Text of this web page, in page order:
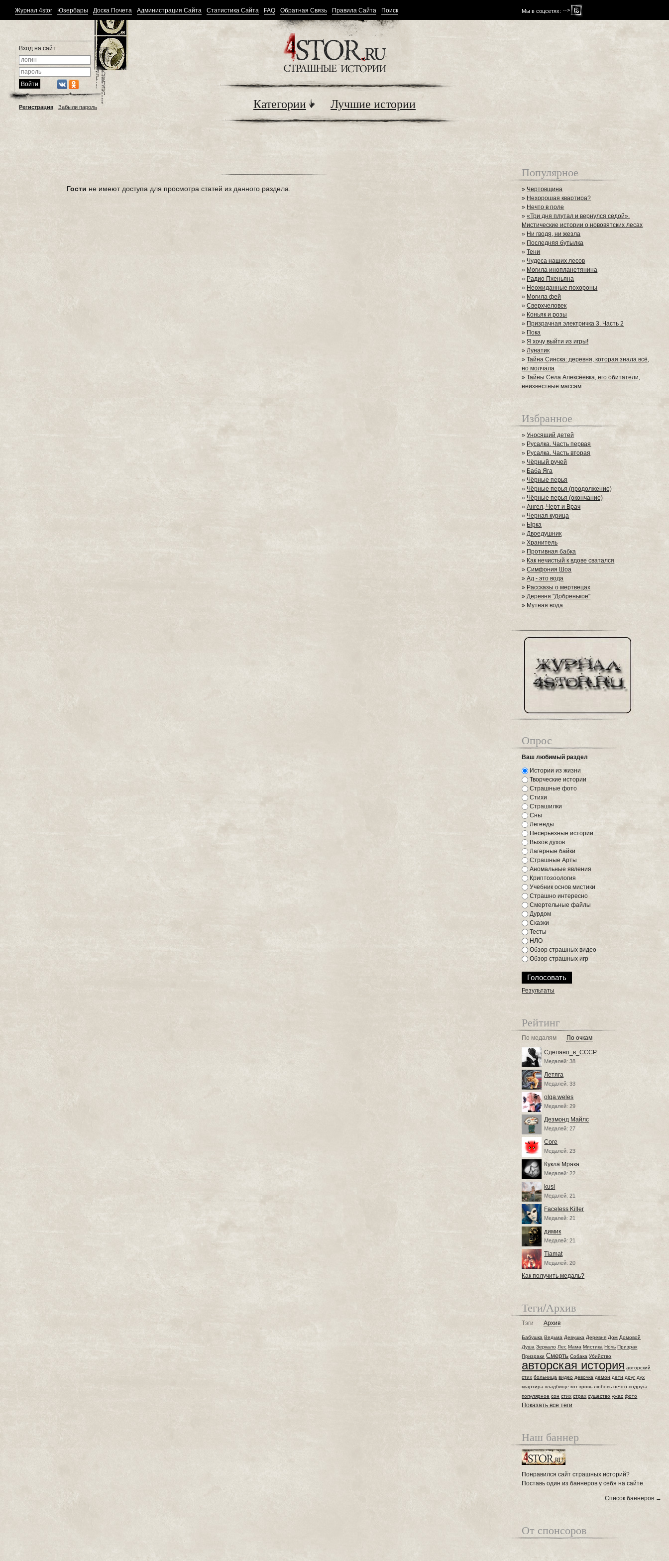
Мы в соцсетях: -->
Журнал 4stor Юзербары Доска Почета Администрация Сайта Статистика Сайта FAQ Обратная Связь Правила Сайта Поиск
Вход на сайт
Регистрация Забыли пароль Категории Лучшие истории
Гости не имеют доступа для просмотра статей из данного раздела.
Популярное
» Чертовщина
» Нехорошая квартира?
» Нечто в поле
»«Три дня плутал и вернулся седой».
Мистические истории о нововятских лесах
» Ни гводя, ни жезла
» Последняя бутылка
»Тени
» Чудеса наших лесов
» Могила инопланетянина
» Радио Пхеньяна
» Неожиданные похороны
» Могила фей
»Сверхчеловек
» Коньяк и розы
» Призрачная электричка 3. Часть 2
» Пока
»Я хочу выйти из игры!
»Лунатик
»Тайна Синска: деревня, которая знала всё,
но молчала
»Тайны Села Алексеевка, его обитатели,
неизвестные массам.
Избранное
»Уносящий детей
» Русалка. Часть первая
» Русалка. Часть вторая
» Чёрный ручей
» Баба Яга
»Чёрные перья
» Чёрные перья (продолжение)
» Чёрные перья (окончание)
»Ангел, Черт и Врач
» Черная курица
» Ырка
»Двоедушник
»Хранитель
» Противная бабка
» Как нечистый к вдове сватался
»Симфония Шоа
»Ад - это вода
» Рассказы о мертвецах
»Деревня "Добренькое"
» Мутная вода
Опрос
Ваш любимый раздел
Истории из жизни
Творческие истории
Страшные фото
Стихи
Страшилки
Сны
Легенды
Несерьезные истории
Вызов духов
Лагерные байки
Страшные Арты
Аномальные явления
Криптозоология
Учебник основ мистики
Страшно интересно
Смертельные файлы
Дурдом
Сказки
Тесты
НЛО
Обзор страшных видео
Обзор страшных игр
Результаты
Рейтинг
По медалям По очкам
Сделано_в_СССР
Медалей: 38
Летяга
Медалей: 33
olqa.weles
Медалей: 29
Дезмонд Майлс
Медалей: 27
Core
Медалей: 23
Кукла Мрака
Медалей: 22
kusi
Медалей: 21
Faceless Killer
Медалей: 21
димик
Медалей: 21
Tiamat
Медалей: 20
Как получить медаль?
Теги/Архив
Тэги Архив
Бабушка Ведьма Девушка Деревня Дом Домовой
Душа Зеркало Лес Мама Мистика Ночь Призрак
Призраки Смерть Собака Убийство
авторская история авторский
стих больница видео девочка демон дети друг дух
квартира кладбище кот кровь любовь нечто подруга
популярное сон стих страх существо ужас фото
Показать все теги
Наш баннер
Понравился сайт страшных историй?
Поставь один из баннеров у себя на сайте.
Список баннеров →
От спонсоров